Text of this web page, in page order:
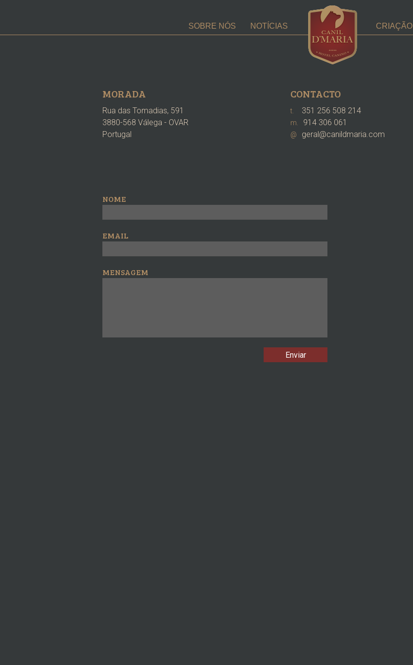
SOBRE NÓS NOTÍCIAS CRIAÇÃO
MORADA
Rua das Tomadias, 591
3880-568 Válega - OVAR
Portugal
CONTACTO
t. 351 256 508 214
m. 914 306 061
@ geral@canildmaria.com
NOME
EMAIL
MENSAGEM